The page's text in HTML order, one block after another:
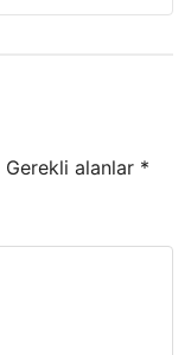
Gerekli alanlar *